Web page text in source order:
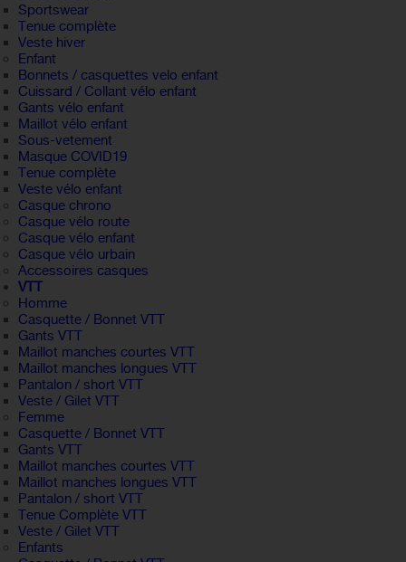
Sportswear
Tenue complète
Veste hiver
Enfant
Bonnets / casquettes velo enfant
Cuissard / Collant vélo enfant
Gants vélo enfant
Maillot vélo enfant
Sous-vetement
Masque COVID19
Tenue complète
Veste vélo enfant
Casque chrono
Casque vélo route
Casque vélo enfant
Casque vélo urbain
Accessoires casques
VTT
Homme
Casquette / Bonnet VTT
Gants VTT
Maillot manches courtes VTT
Maillot manches longues VTT
Pantalon / short VTT
Veste / Gilet VTT
Femme
Casquette / Bonnet VTT
Gants VTT
Maillot manches courtes VTT
Maillot manches longues VTT
Pantalon / short VTT
Tenue Complète VTT
Veste / Gilet VTT
Enfants